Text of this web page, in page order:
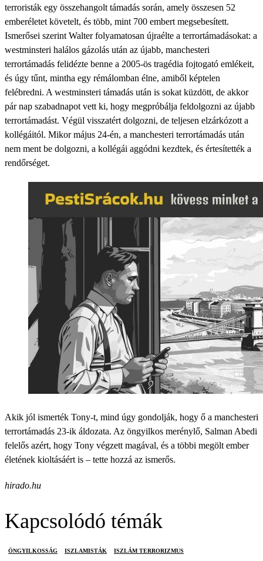
terroristák egy összehangolt támadás során, amely összesen 52
emberéletet követelt, és több, mint 700 embert megsebesített.
Ismerősei szerint Walter folyamatosan újraélte a terrortámadásokat: a
westminsteri halálos gázolás után az újabb, manchesteri
terrortámadás felidézte benne a 2005-ös tragédia fojtogató emlékeit,
és úgy tűnt, mintha egy rémálomban élne, amiből képtelen
felébredni. A westminsteri támadás után is sokat küzdött, de akkor
pár nap szabadnapot vett ki, hogy megpróbálja feldolgozni az újabb
terrortámadást. Végül visszatért dolgozni, de teljesen elzárkózott a
kollégáitól. Mikor május 24-én, a manchesteri terrortámadás után
nem ment be dolgozni, a kollégái aggódni kezdtek, és értesítették a
rendőrséget.
Akik jól ismerték Tony-t, mind úgy gondolják, hogy ő a manchesteri
terrortámadás 23-ik áldozata. Az öngyilkos merénylő, Salman Abedi
felelős azért, hogy Tony végzett magával, és a többi megölt ember
életének kioltásáért is – tette hozzá az ismerős.
hirado.hu
Kapcsolódó témák
ÖNGYILKOSSÁG ISZLAMISTÁK ISZLÁM TERRORIZMUS